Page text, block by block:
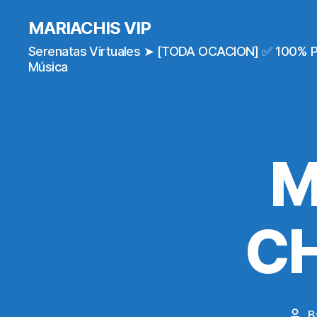
MARIACHIS VIP
Serenatas Virtuales ➤ [TODA OCACION] ✅ 100%
Música